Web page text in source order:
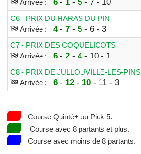
Arrivée :
C6 - PRIX DU HARAS DU PIN
Arrivée :
4- 7- 5- 6 - 3
C7 - PRIX DES COQUELICOTS
Arrivée :
6- 2- 4- 10 - 1
C8 - PRIX DE JULLOUVILLE-LES-PINS
Arrivée :
6- 12- 10- 11 - 3
Course Quinté+ ou Pick 5.
Course avec 8 partants et plus.
Course avec moins de 8 partants.